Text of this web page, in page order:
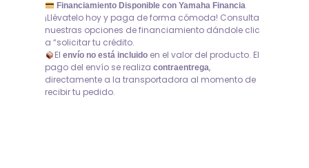
Financiamiento Disponible con Yamaha Financia
¡Llévatelo hoy y paga de forma cómoda! Consulta
nuestras opciones de financiamiento dándole clic
a “solicitar tu crédito.
El envío no está incluidoen el valor del producto. El
pago del envío se realiza contraentrega,
directamente a la transportadora al momento de
recibir tu pedido.